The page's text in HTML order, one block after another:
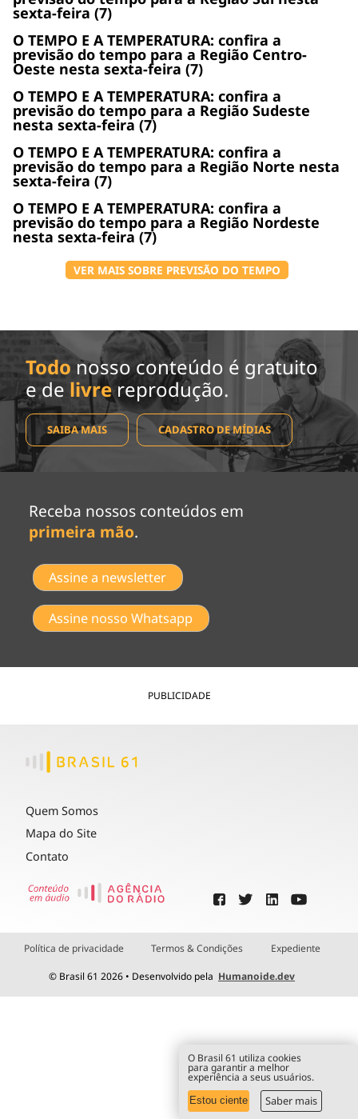
sexta-feira (7)
O TEMPO E A TEMPERATURA: confira a
previsão do tempo para a Região Centro-
Oeste nesta sexta-feira (7)
O TEMPO E A TEMPERATURA: confira a
previsão do tempo para a Região Sudeste
nesta sexta-feira (7)
O TEMPO E A TEMPERATURA: confira a
previsão do tempo para a Região Norte nesta
sexta-feira (7)
O TEMPO E A TEMPERATURA: confira a
previsão do tempo para a Região Nordeste
nesta sexta-feira (7)
VER MAIS SOBRE PREVISÃO DO TEMPO
Todo nosso conteúdo é gratuito
e de livrereprodução.
SAIBA MAIS CADASTRO DE MÍDIAS
Receba nossos conteúdos em
primeira mão.
Assine a newsletter
Assine nosso Whatsapp
PUBLICIDADE
Quem Somos
Mapa do Site
Contato
Política de privacidade Termos & Condições Expediente
© Brasil 61 2026 • Desenvolvido pela Humanoide.dev
O Brasil 61 utiliza cookies
para garantir a melhor
experiência a seus usuários.
Estou ciente Saber mais